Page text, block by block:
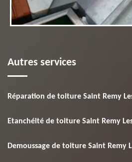
Autres services
Réparation de toiture Saint Remy
Etanchéité de toiture Saint Remy
Demoussage de toiture Saint Remy